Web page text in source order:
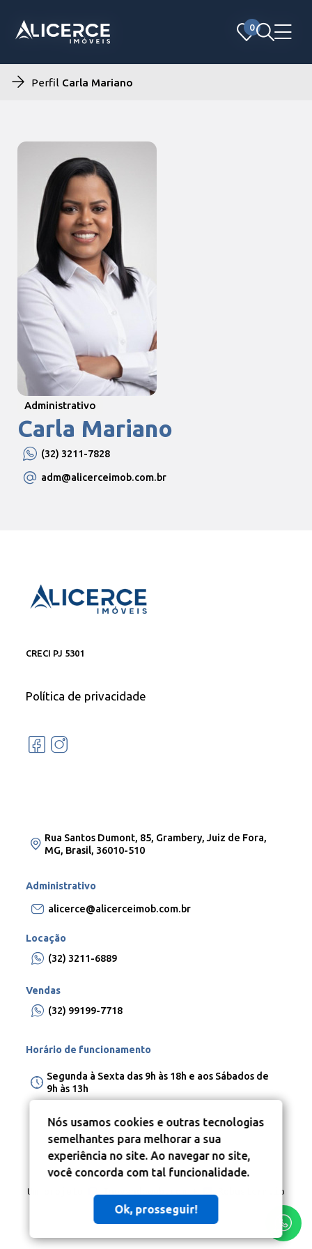
0
0
Perfil Carla Mariano
Administrativo
Carla Mariano
(32) 3211-7828
adm@alicerceimob.com.br
CRECI PJ 5301
Política de privacidade
Rua Santos Dumont, 85, Grambery, Juiz de Fora,
MG, Brasil, 36010-510
Administrativo
alicerce@alicerceimob.com.br
Locação
(32) 3211-6889
Vendas
(32) 99199-7718
Horário de funcionamento
Segunda à Sexta das 9h às 18h e aos Sábados de
9h às 13h
Um projeto Robustcrm.io
Nós usamos cookies e outras tecnologias
semelhantes para melhorar a sua
experiência no site. Ao navegar no site,
você concorda com tal funcionalidade.
Ok, prosseguir!